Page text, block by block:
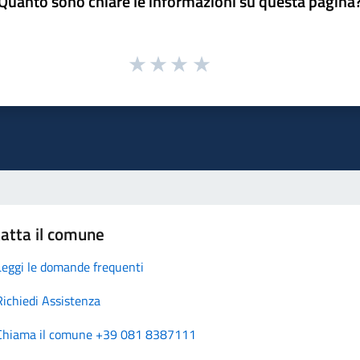
il comune
le domande frequenti
Assistenza
il comune +39 081 8387111